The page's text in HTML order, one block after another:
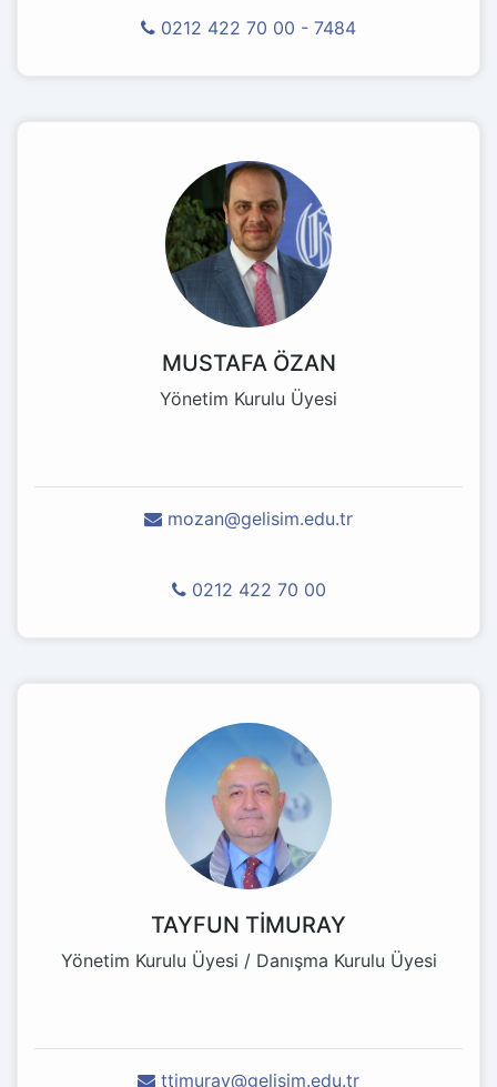
0212 422 70 00 - 7484
MUSTAFA ÖZAN
Yönetim Kurulu Üyesi
mozan@gelisim.edu.tr
0212 422 70 00
TAYFUN TİMURAY
Yönetim Kurulu Üyesi / Danışma Kurulu Üyesi
ttimuray@gelisim.edu.tr